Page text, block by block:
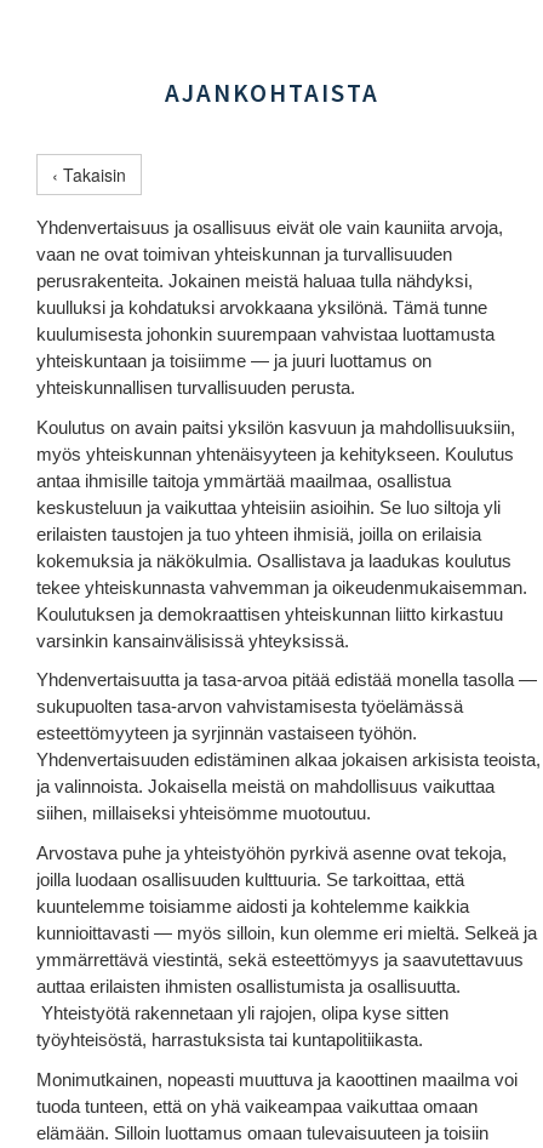
AJANKOHTAISTA
‹ Takaisin
Yhdenvertaisuus ja osallisuus eivät ole vain kauniita arvoja,
vaan ne ovat toimivan yhteiskunnan ja turvallisuuden
perusrakenteita. Jokainen meistä haluaa tulla nähdyksi,
kuulluksi ja kohdatuksi arvokkaana yksilönä. Tämä tunne
kuulumisesta johonkin suurempaan vahvistaa luottamusta
yhteiskuntaan ja toisiimme — ja juuri luottamus on
yhteiskunnallisen turvallisuuden perusta.
Koulutus on avain paitsi yksilön kasvuun ja mahdollisuuksiin,
myös yhteiskunnan yhtenäisyyteen ja kehitykseen. Koulutus
antaa ihmisille taitoja ymmärtää maailmaa, osallistua
keskusteluun ja vaikuttaa yhteisiin asioihin. Se luo siltoja yli
erilaisten taustojen ja tuo yhteen ihmisiä, joilla on erilaisia
kokemuksia ja näkökulmia. Osallistava ja laadukas koulutus
tekee yhteiskunnasta vahvemman ja oikeudenmukaisemman.
Koulutuksen ja demokraattisen yhteiskunnan liitto kirkastuu
varsinkin kansainvälisissä yhteyksissä.
Yhdenvertaisuutta ja tasa-arvoa pitää edistää monella tasolla —
sukupuolten tasa-arvon vahvistamisesta työelämässä
esteettömyyteen ja syrjinnän vastaiseen työhön.
Yhdenvertaisuuden edistäminen alkaa jokaisen arkisista teoista,
ja valinnoista. Jokaisella meistä on mahdollisuus vaikuttaa
siihen, millaiseksi yhteisömme muotoutuu.
Arvostava puhe ja yhteistyöhön pyrkivä asenne ovat tekoja,
joilla luodaan osallisuuden kulttuuria. Se tarkoittaa, että
kuuntelemme toisiamme aidosti ja kohtelemme kaikkia
kunnioittavasti — myös silloin, kun olemme eri mieltä. Selkeä ja
ymmärrettävä viestintä, sekä esteettömyys ja saavutettavuus
auttaa erilaisten ihmisten osallistumista ja osallisuutta.
Yhteistyötä rakennetaan yli rajojen, olipa kyse sitten
työyhteisöstä, harrastuksista tai kuntapolitiikasta.
Monimutkainen, nopeasti muuttuva ja kaoottinen maailma voi
tuoda tunteen, että on yhä vaikeampaa vaikuttaa omaan
elämään. Silloin luottamus omaan tulevaisuuteen ja toisiin